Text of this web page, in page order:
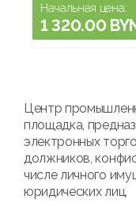
Начальная цена:
1 320.00
Центр
площадка,
электронных
должников,
числе личного
юридических лиц.